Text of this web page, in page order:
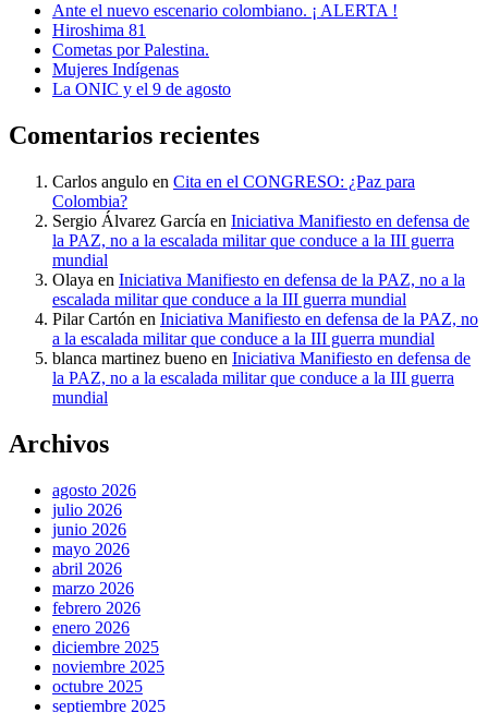
Ante el nuevo escenario colombiano. ¡ ALERTA !
Hiroshima 81
Cometas por Palestina.
Mujeres Indígenas
La ONIC y el 9 de agosto
Comentarios recientes
Carlos angulo en Cita en el CONGRESO: ¿Paz para
Colombia?
Sergio Álvarez García en Iniciativa Manifiesto en defensa de
la PAZ, no a la escalada militar que conduce a la III guerra
mundial
Olaya en Iniciativa Manifiesto en defensa de la PAZ, no a la
escalada militar que conduce a la III guerra mundial
Pilar Cartón en Iniciativa Manifiesto en defensa de la PAZ, no
a la escalada militar que conduce a la III guerra mundial
blanca martinez bueno en Iniciativa Manifiesto en defensa de
la PAZ, no a la escalada militar que conduce a la III guerra
mundial
Archivos
agosto 2026
julio 2026
junio 2026
mayo 2026
abril 2026
marzo 2026
febrero 2026
enero 2026
diciembre 2025
noviembre 2025
octubre 2025
septiembre 2025